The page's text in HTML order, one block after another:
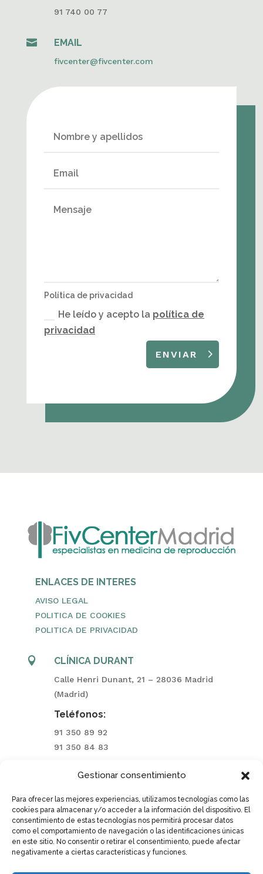
Gestionar consentimiento
Para ofrecer las mejores experiencias, utilizamos tecnologías como las
cookies para almacenar y/o acceder a la información del dispositivo. El
consentimiento de estas tecnologías nos permitirá procesar datos
como el comportamiento de navegación o las identificaciones únicas
en este sitio. No consentir o retirar el consentimiento, puede afectar
negativamente a ciertas características y funciones.
91 740 00 77
 EMAIL
fivcenter@fivcenter.com
Política de privacidad
He leído y acepto la política de
privacidad
ENVIAR
ENLACES DE INTERES
AVISO LEGAL
POLITICA DE COOKIES
POLITICA DE PRIVACIDAD
 CLÍNICA DURANT
Calle Henri Dunant, 21 – 28036 Madrid
(Madrid)
Teléfonos:
91 350 89 92
91 350 84 83
CLÍNICA ARAVACA
Calle Aguarón, 23 – 28023 Aravaca (Madrid)
Teléfonos:
91 740 00 77